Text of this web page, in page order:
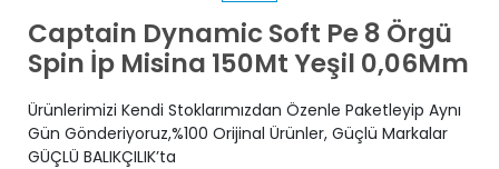
Captain Dynamic Soft Pe 8 Örgü
Spin İp Misina 150Mt Yeşil 0,06Mm
Ürünlerimizi Kendi Stoklarımızdan Özenle Paketleyip Aynı
Gün Gönderiyoruz,%100 Orijinal Ürünler, Güçlü Markalar
GÜÇLÜ BALIKÇILIK’ta